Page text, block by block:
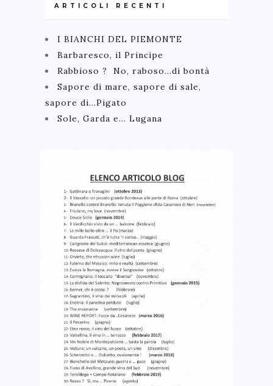
ARTICOLI RECENTI
I BIANCHI DEL PIEMONTE
Barbaresco, il Principe
Rabbioso ? No, raboso…di bontà
Sapore di mare, sapore di sale,
sapore di…Pigato
Sole, Garda e… Lugana